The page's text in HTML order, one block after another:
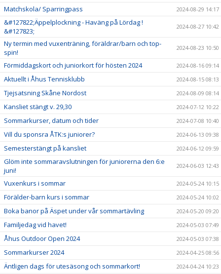
Matchskola/ Sparringpass 2024-08-29 14:17
&#127822;Äppelplockning - Haväng på Lördag !
&#127823;
2024-08-27 10:42
Ny termin med vuxenträning, föräldrar/barn och top-
spin!
2024-08-23 10:50
Förmiddagskort och juniorkort för hösten 2024 2024-08-16 09:14
Aktuellt i Åhus Tennisklubb 2024-08-15 08:13
Tjejsatsning Skåne Nordost 2024-08-09 08:14
Kansliet stängt v. 29,30 2024-07-12 10:22
Sommarkurser, datum och tider 2024-07-08 10:40
Vill du sponsra ÅTK:s juniorer? 2024-06-13 09:38
Semesterstängt på kansliet 2024-06-12 09:59
Glöm inte sommaravslutningen för juniorerna den 6:e
juni!
2024-06-03 12:43
Vuxenkurs i sommar 2024-05-24 10:15
Förälder-barn kurs i sommar 2024-05-24 10:02
Boka banor på Äspet under vår sommartävling 2024-05-20 09:20
Familjedag vid havet! 2024-05-03 07:49
Åhus Outdoor Open 2024 2024-05-03 07:38
Sommarkurser 2024 2024-04-25 08:56
Äntligen dags för utesäsong och sommarkort! 2024-04-24 10:23